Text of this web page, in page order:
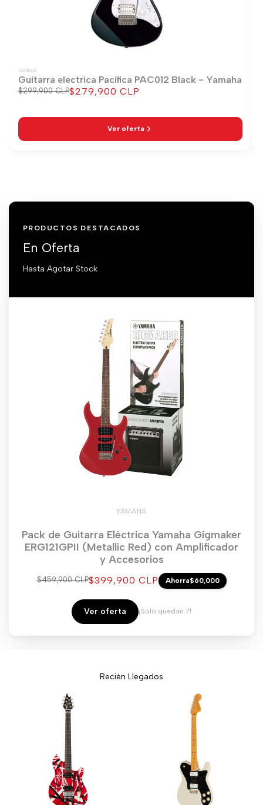
YAMAHA
Guitarra electrica Pacifica PAC012 Black - Yamaha
Precio
$299,900 CLPPrecio
$279,900 CLP
Ver oferta
PRODUCTOS DESTACADOS
En Oferta
Hasta Agotar Stock
YAMAHA
Pack de Guitarra Eléctrica Yamaha Gigmaker
ERG121GPII (Metallic Red) con Amplificador
y Accesorios
Precio
$459,900 CLPPrecio
venta
$399,900 CLP Ahorra$60,000
Ver oferta ¡Solo quedan 7!
Recién Llegados